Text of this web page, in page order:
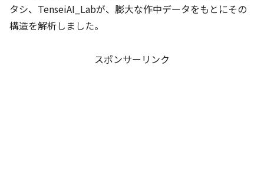
タシ、TenseiAI_Labが、膨大な作中データをもとにその
構造を解析しました。
スポンサーリンク